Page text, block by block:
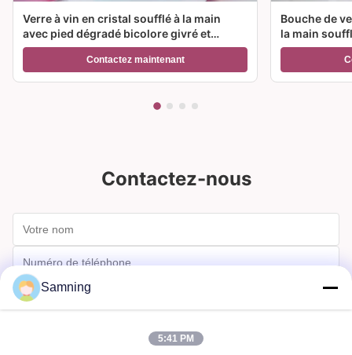
Verre à vin en cristal soufflé à la main
avec pied dégradé bicolore givré et
capacité de 300 ml pour vin, cocktail et
décoration intérieureContactez maintenant
Bouche de
la main
couleur et
Idéal pour
Contactez-nous
Samning
5:41 PM